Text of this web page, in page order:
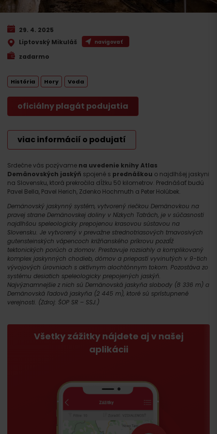
Srdečne vás pozývame na uvedenie knihy Atlas
Demänovských jaskýň spojené s prednáškou o najdlhšej jaskyni
na Slovensku, ktorá prekročila dĺžku 50 kilometrov. Prednášať budú
Pavel Bella, Pavel Herich, Zdenko Hochmuth a Peter Holúbek.
Demänovský jaskynný systém, vytvorený riečkou Demänovkou na
pravej strane Demänovskej doliny v Nízkych Tatrách, je v súčasnosti
najdlhšou speleologicky prepojenou krasovou sústavou na
Slovensku. Je vytvorený v prevažne strednotriasových tmavosivých
gutensteinských vápencoch križňanského príkrovu pozdĺž
tektonických porúch a zlomov. Prestavuje rozsiahly a komplikovaný
komplex jaskynných chodieb, dómov a priepastí vyvinutých v 9-tich
vývojových úrovniach s aktívnym alochtónnym tokom. Pozostáva zo
systému desiatich speleologicky prepojených jaskýň.
Najvýznamnejšie z nich sú Demänovská jaskyňa slobody (8 336 m) a
Demänovská ľadová jaskyňa (2 445 m), ktoré sú sprístupnené
verejnosti. (Zdroj: ŠOP SR – SSJ.)
Všetky zážitky nájdete aj v našej
aplikácii
29. 4. 2025
Liptovský Mikuláš
navigovať
zadarmo
Hory Voda
História
oficiálny plagát podujatia
viac informácií o podujatí